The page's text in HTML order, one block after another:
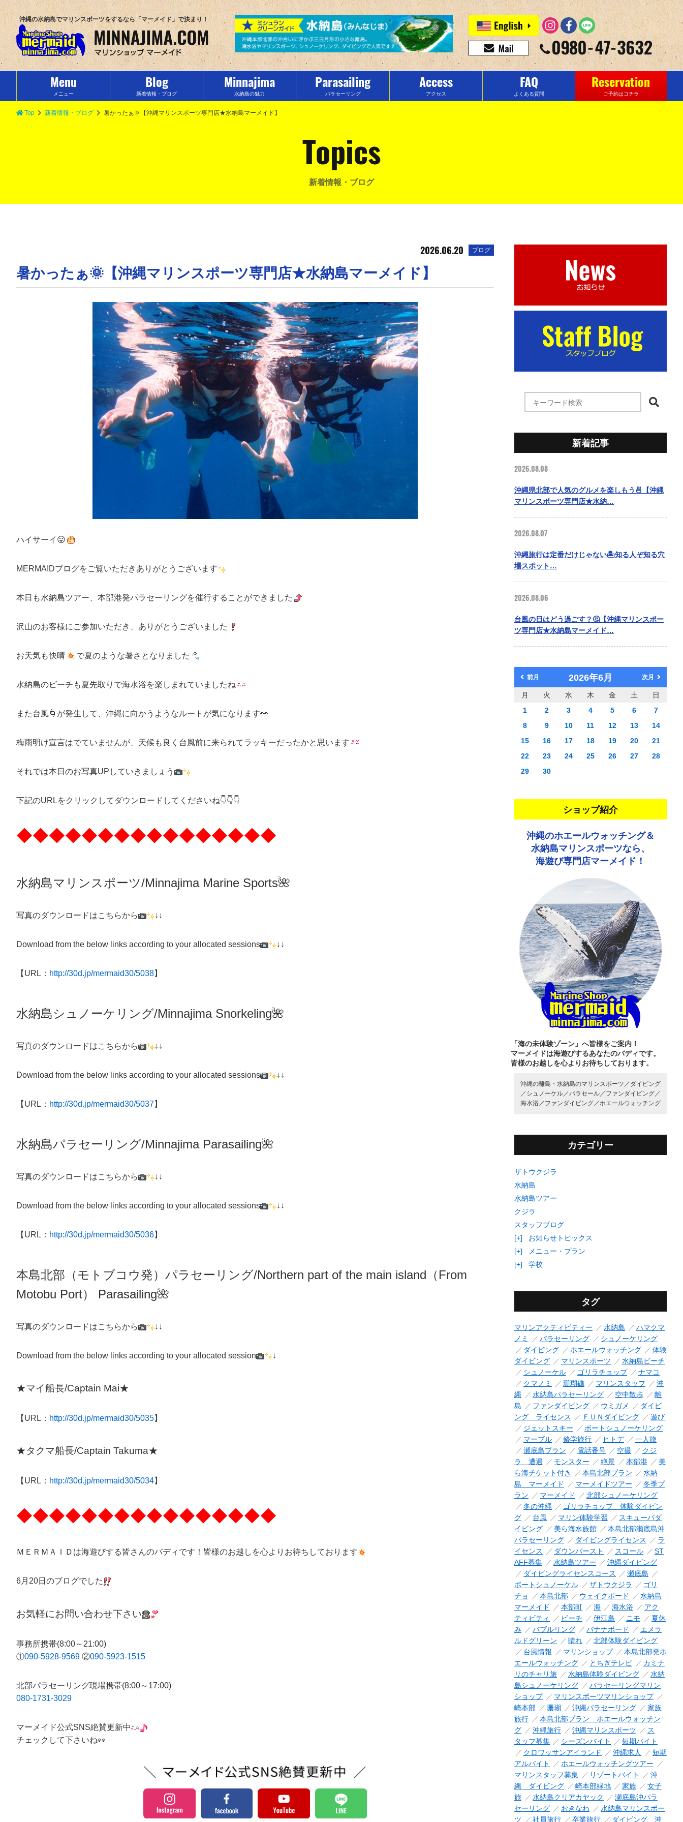
沖縄の水納島でマリンスポーツをするなら「マーメイド」で決まり！
Menu
メニュー
Blog
新着情報・ブログ
Minnajima
水納島の魅力
Parasailing
パラセーリング
Access
アクセス
FAQ
よくある質問
Reservation
ご予約はコチラ
Top 新着情報・ブログ 暑かったぁ🌞【沖縄マリンスポーツ専門店★水納島マーメイド】
Topics
新着情報・ブログ
2026.06.20 ブログ
暑かったぁ🌞【沖縄マリンスポーツ専門店★水納島マーメイド】
ハイサーイ😛
MERMAIDブログをご覧いただきありがとうございます
本日も水納島ツアー、本部港発パラセーリングを催行することができました
沢山のお客様にご参加いただき、ありがとうございました
お天気も快晴 で夏のような暑さとなりました
水納島のビーチも夏先取りで海水浴を楽しまれていましたね
また台風🌀が発生して、沖縄に向かうようなルートが気になります👀
梅雨明け宣言はでていませんが、天候も良く台風前に来られてラッキーだったかと思います
それでは本日のお写真UPしていきましょう
下記のURLをクリックしてダウンロードしてくださいね👇👇👇
◆◆◆◆◆◆◆◆◆◆◆◆◆◆◆◆
水納島マリンスポーツ/Minnajima Marine Sports🌺
写真のダウンロードはこちらから ↓↓
Download from the below links according to your allocated sessions ↓↓
【URL： http://30d.jp/mermaid30/5038】
水納島シュノーケリング/Minnajima Snorkeling🌺
写真のダウンロードはこちらから ↓↓
Download from the below links according to your allocated sessions ↓↓
【URL： http://30d.jp/mermaid30/5037】
水納島パラセーリング/Minnajima Parasailing🌺
写真のダウンロードはこちらから ↓↓
Download from the below links according to your allocated sessions ↓↓
【URL： http://30d.jp/mermaid30/5036】
本島北部（モトブコウ発）パラセーリング/Northern part of the main island（From
Motobu Port）
Parasailing🌺
写真のダウンロードはこちらから ↓↓
Download from the below links according to your allocated session ↓
★マイ船長/Captain Mai★
【URL： http://30d.jp/mermaid30/5035】
★タクマ船長/Captain Takuma★
【URL： http://30d.jp/mermaid30/5034】
◆◆◆◆◆◆◆◆◆◆◆◆◆◆◆◆
ＭＥＲＭＡＩＤは海遊びする皆さんのバディです！皆様のお越しを心よりお待ちしております
6月20日のブログでした
お気軽にお問い合わせ下さい
事務所携帯(8:00～21:00)
①090-5928-9569 ②090-5923-1515
北部パラセーリング現場携帯(8:00～17:00)
080-1731-3029
マーメイド公式SNS絶賛更新中
チェックして下さいね👀
新着記事
2026.08.08
沖縄県北部で人気のグルメを楽しもう🍜【沖縄
マリンスポーツ専門店★水納…
2026.08.07
沖縄旅行は定番だけじゃない🏝️知る人ぞ知る穴
場スポット…
2026.08.06
台風の日はどう過ごす？🤔【沖縄マリンスポー
ツ専門店★水納島マーメイド…
前月 2026年6月 次月
月 火 水 木 金 土
日
1
2 3 4 5 6
7
8
9 10 11 12 13
14
15
16 17 18 19 20
21
22
23 24 25 26 27
28
29
30
ショップ紹介
沖縄のホエールウォッチング＆
水納島マリンスポーツなら、
海遊び専門店マーメイド！
「海の未体験ゾーン」へ皆様をご案内！
マーメイドは海遊びするあなたのバディです。
皆様のお越しを心よりお待ちしております。
沖縄の離島・水納島のマリンスポーツ／ ダイビング
／ シュノーケル／ パラセール／ ファンダイビング／
海水浴／ ファンダイビング／ ホエールウォッチング
カテゴリー
ザトウクジラ
水納島
水納島ツアー
クジラ
スタッフブログ
[+]
お知らせトピックス
[+]
メニュー・プラン
[+]
学校
タグ
マリンアクティビティー 水納島
ハマクマ
ノミ
パラセーリング
シュノーケリング
ダイビング
ホエールウォッチング
体験
ダイビング
マリンスポーツ
水納島ビーチ
シュノーケル
ゴリラチョップ
ナマコ
クマノミ
珊瑚礁 マリンスタッフ
沖
縄
水納島パラセーリング 空中散歩
離
島
ファンダイビング ウミガメ
ダイビ
ング ライセンス
ＦＵＮダイビング
遊び
ジェットスキー
ボートシュノーケリング
マーブル
修学旅行 ヒトデ
一人旅
瀬底島プラン
電話番号 空撮
クジ
ラ 遭遇
モンスター 絶景 本部港
美
ら海チケット付き
本島北部プラン
水納
島 マーメイド
マーメイドツアー
冬季プ
ラン
マーメイド
北部シュノーケリング
冬の沖縄
ゴリラチョップ 体験ダイビン
グ
台風 マリン体験学習
スキューバダ
イビング
美ら海水族館
本島北部瀬底島沖
パラセーリング
ダイビングライセンス
ラ
イセンス
ダウンバースト スコール
ST
AFF募集
水納島ツアー
沖縄ダイビング
ダイビングライセンスコース
瀬底島
ボートシュノーケル
ザトウクジラ
ゴリ
チョ
本島北部 ウェイクボード
水納島
マーメイド
本部町 海 海水浴
アク
ティビティ
ビーチ 伊江島 ニモ
夏休
み
バブルリング バナナボード
エメラ
ルドグリーン
晴れ
北部体験ダイビング
台風情報
マリンショップ
本島北部発ホ
エールウォッチング
とちぎテレビ
カミナ
リのチャリ旅
水納島体験ダイビング
水納
島シュノーケリング
パラセーリングマリン
ショップ
マリンスポーツマリンショップ
崎本部
珊瑚 沖縄パラセーリング
家族
旅行
本島北部プラン ホエールウォッチン
グ
沖縄旅行 沖縄マリンスポーツ
ス
タッフ募集
シーズンバイト
短期バイト
クロワッサンアイランド
沖縄求人
短期
アルバイト
ホエールウォッチングツアー
マリンスタッフ募集
リゾートバイト
沖
縄 ダイビング
崎本部緑地 家族
女子
旅
水納島クリアカヤック
瀬底島沖パラ
セーリング
おきなわ
水納島マリンスポー
ツ
社員旅行 卒業旅行 ダイビング 沖